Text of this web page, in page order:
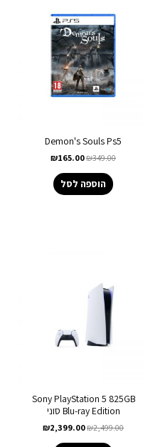
Demon's Souls Ps5
₪349.00
₪165.00
הוספה לסל
Sony PlayStation 5 825GB
Blu-ray Edition סוני
₪2,499.00
₪2,399.00